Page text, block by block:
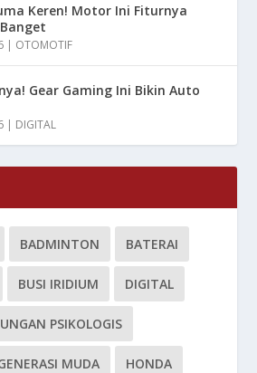
Keren! Motor Ini Fiturnya
| OTOMOTIF
Gear Gaming Ini Bikin Auto
| DIGITAL
BADMINTON BATERAI
BUSI IRIDIUM DIGITAL
PSIKOLOGIS
MUDA HONDA